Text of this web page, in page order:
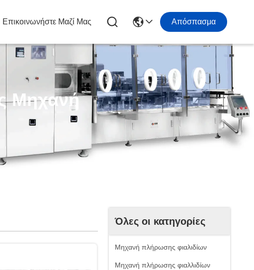
Επικοινωνήστε Μαζί Μας Απόσπασμα
Μηχανή
Όλες οι κατηγορίες
Μηχανή πλήρωσης φιαλιδίων
Μηχανή πλήρωσης φιαλλιδίων